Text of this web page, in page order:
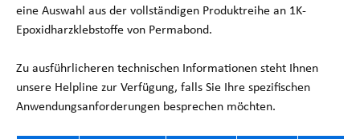
eine Auswahl aus der vollständigen Produktreihe an 1K-
Epoxidharzklebstoffe von Permabond.
Zu ausführlicheren technischen Informationen steht Ihnen
unsere Helpline zur Verfügung, falls Sie Ihre spezifischen
Anwendungsanforderungen besprechen möchten.